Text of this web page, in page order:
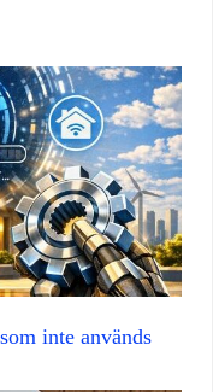
inte används